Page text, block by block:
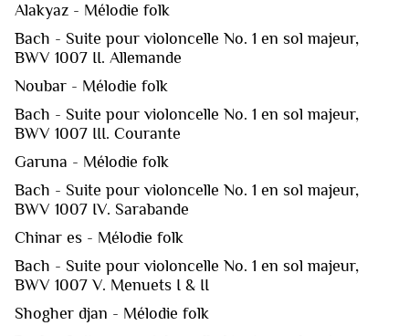
Alakyaz - Mélodie folk
Bach - Suite pour violoncelle No. 1 en sol majeur,
BWV 1007 II. Allemande
Noubar - Mélodie folk
Bach - Suite pour violoncelle No. 1 en sol majeur,
BWV 1007 III. Courante
Garuna - Mélodie folk
Bach - Suite pour violoncelle No. 1 en sol majeur,
BWV 1007 IV. Sarabande
Chinar es - Mélodie folk
Bach - Suite pour violoncelle No. 1 en sol majeur,
BWV 1007 V. Menuets I & II
Shogher djan - Mélodie folk